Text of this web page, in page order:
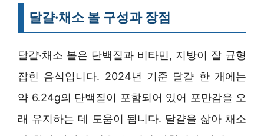
달걀·채소 볼 구성과 장점
달걀·채소 볼은 단백질과 비타민, 지방이 잘 균형
잡힌 음식입니다. 2024년 기준 달걀 한 개에는
약 6.24g의 단백질이 포함되어 있어 포만감을 오
래 유지하는 데 도움이 됩니다. 달걀을 삶아 채소